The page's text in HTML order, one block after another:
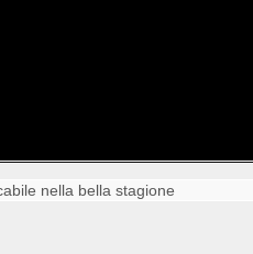
nella bella stagione